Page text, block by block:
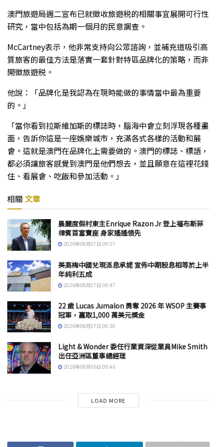
澳門旅遊局週二宣布已就徵收旅遊税的相關事宜展開可行性
研究，當中包括為期一個月的民意調查。
McCartney表示，他非常支持向公眾諮詢，並補充道吸引高
質旅客的最佳方法是落實一套針對特區品牌化的策略，而非
開徵旅遊税。
他說：「品牌化是我認為在現時能做的事情當中最為重要
的。」
「當你看到拉斯維加斯的標誌時，腦海中會立刻浮現各種畫
面，告訴你這是一座娛樂城市，充滿各式各樣的活動和展
會。這就是澳門在品牌化上需要做的。澳門的標誌、標語，
都必須讓旅客感覺到澳門是他們想去，並且願意在這裡花錢
住、看展會、吃飯和參加活動。」
相關 文章
晨麗度假村東主Enrique Razon Jr 登上福布斯菲
律賓首富寶座 身家遙遙領先
2026年08月07日 09:57
美高梅中國兌現派息承諾 宣佈中期股息相等於上半
年純利五成
2026年08月07日 09:47
22 歲 Lucas Jumalon 勇奪 2026 年 WSOP 主賽事
冠軍，贏取1,000 萬美元獎金
2026年08月07日 09:30
Light & Wonder 委任行業資深從業員Mike Smith
出任亞洲區董事總經理
2026年08月06日 09:46
LOAD MORE